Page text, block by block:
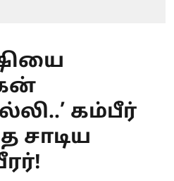
கம்பீர்
சாடிய